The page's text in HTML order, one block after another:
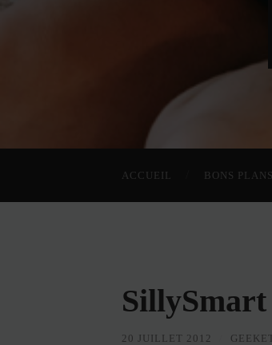
ACCUEIL BONS PLANS
20 JUILLET 2012